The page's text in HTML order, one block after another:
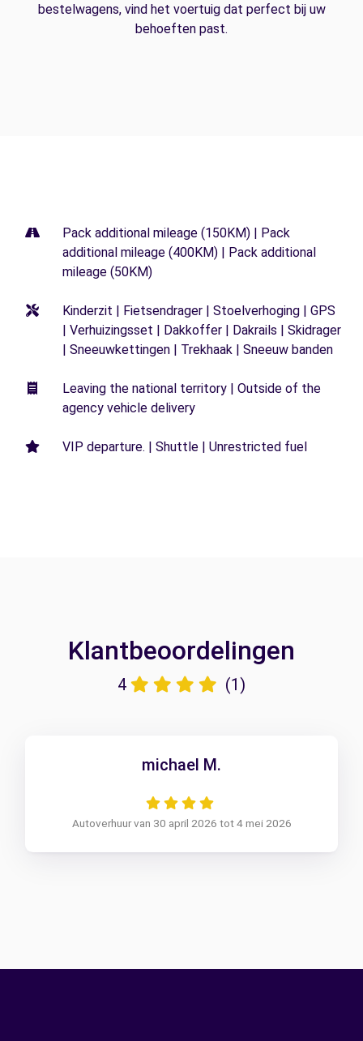
bestelwagens, vind het voertuig dat perfect bij uw
behoeften past.
Pack additional mileage (150KM) | Pack
additional mileage (400KM) | Pack additional
mileage (50KM)
Kinderzit | Fietsendrager | Stoelverhoging | GPS
| Verhuizingsset | Dakkoffer | Dakrails | Skidrager
| Sneeuwkettingen | Trekhaak | Sneeuw banden
Leaving the national territory | Outside of the
agency vehicle delivery
VIP departure. | Shuttle | Unrestricted fuel
Klantbeoordelingen
4 (1)
michael M.
Autoverhuur van 30 april 2026 tot 4 mei 2026